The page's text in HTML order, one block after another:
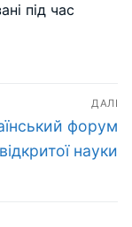
під час
ДАЛІ
форум
відкритої науки